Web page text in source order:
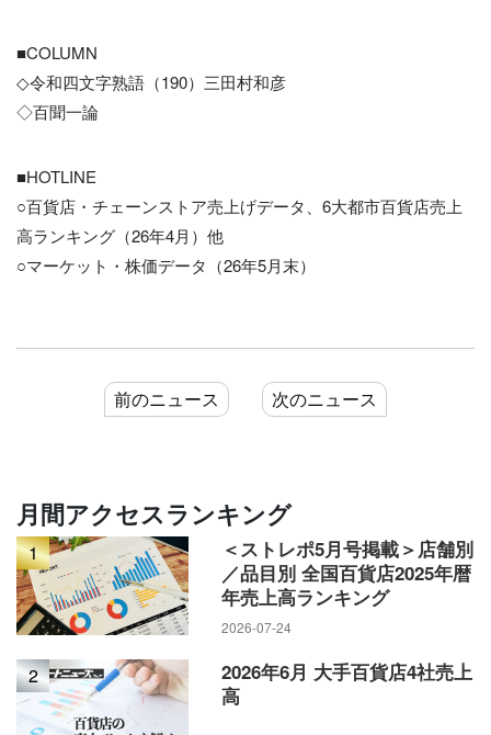
■COLUMN
◇令和四文字熟語（190）三田村和彦
◇百聞一論
■HOTLINE
○百貨店・チェーンストア売上げデータ、6大都市百貨店売上
高ランキング（26年4月）他
○マーケット・株価データ（26年5月末）
前のニュース 次のニュース
月間アクセスランキング
1
＜ストレポ5月号掲載＞店舗別
／品目別 全国百貨店2025年暦
年売上高ランキング
2026-07-24
2
2026年6月 大手百貨店4社売上
高